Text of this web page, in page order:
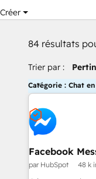
Créer
84 résultats
Trier par :
Catégorie : Chat
Facebook
par HubSpot 48 k